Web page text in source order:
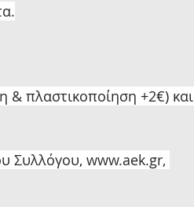
& πλαστικοποίηση +2€) και
Συλλόγου, www.aek.gr,